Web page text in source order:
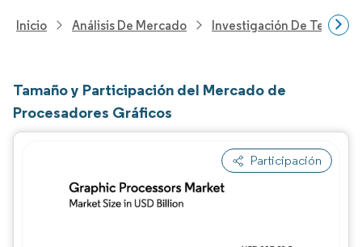
Inicio Análisis De Mercado Investigación De
Tamaño y Participación del Mercado de
Procesadores Gráficos
Participación